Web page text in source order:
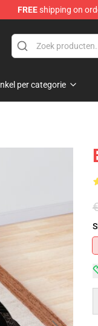
FREEshipping on
per categorie